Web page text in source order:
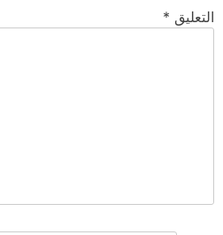
التعليق *